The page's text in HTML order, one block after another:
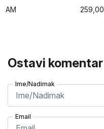
BAM 259,00
Ostavi komentar
Ime/Nadimak
Email